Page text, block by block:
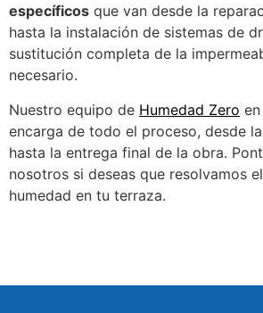
específicos que van desde la
hasta la instalación de sistemas de
sustitución completa de la
necesario.
Nuestro equipo de Humedad Zero
encarga de todo el proceso, desde
hasta la entrega final de la obra.
nosotros si deseas que resolvamos
humedad en tu terraza.